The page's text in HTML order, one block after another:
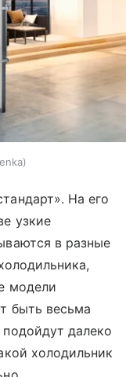
На его
узкие
в разные
модели
быть весьма
далеко
холодильник